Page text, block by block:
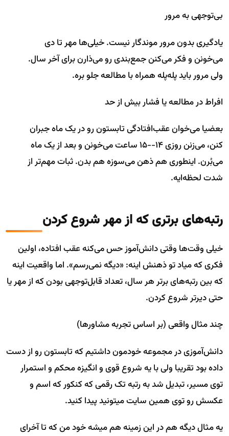
بی‌توجهی به مرور
یادگیری بدون مرور موندگار نیست. خیلی‌ها مهر تا دی
می‌خونن و فکر می‌کنن جمع‌بندی رو می‌ذارن برای آخر سال.
ولی مرور باید پله‌پله همراه با مطالعه جلو بره.
افراط در مطالعه یا فشار بیش از حد
بعضیا می‌خوان عقب‌افتادگی تابستون رو در یک ماه جبران
کنن، می‌زنن روزی ۱۴--۱۵ ساعت می‌خونن و بعد از یک ماه
می‌بُرن. اینطوری هم ذهن می‌سوزه هم بدن. ثبات مهم‌تر از
شدت لحظه‌ایه.
رتبه‌های برتری که از مهر شروع کردن
خیلی وقت‌ها وقتی دانش‌آموز حس می‌کنه عقب افتاده، اولین
فکری که میاد تو ذهنش اینه: «دیگه نمی‌رسم». اما واقعیت اینه
که بین رتبه‌های برتر هر سال، تعداد قابل‌توجهی بودن که از مهر یا
حتی دیرتر شروع کردن.
چند مثال واقعی (بر اساس تجربه مشاورها)
دانش‌آموزی در مجموعه خودمون داشتیم که تابستون رو از دست
داده بود تقریبا ولی با یه شروع قوی و انگیزه محکم و استمرار
توی مسیر، تبدیل شد به رتبه تک رقمی که کنکور که اسم و
عکسش رو توی همین سایت میتونید پیدا کنید.
یه مثال دیگه هم در این زمینه هم میشه خود من که تا آخرای